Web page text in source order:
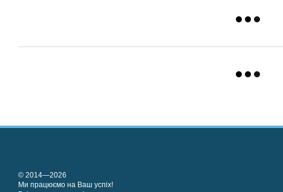
© 2014—2026
Ми працюємо на Ваш успіх!